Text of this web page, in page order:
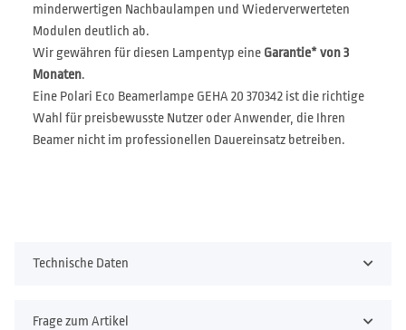
minderwertigen Nachbaulampen und Wiederverwerteten
Modulen deutlich ab.
Wir gewähren für diesen Lampentyp eine Garantie* von 3
Monaten.
Eine Polari Eco Beamerlampe GEHA 20 370342 ist die richtige
Wahl für preisbewusste Nutzer oder Anwender, die Ihren
Beamer nicht im professionellen Dauereinsatz betreiben.
Technische Daten
Frage zum Artikel